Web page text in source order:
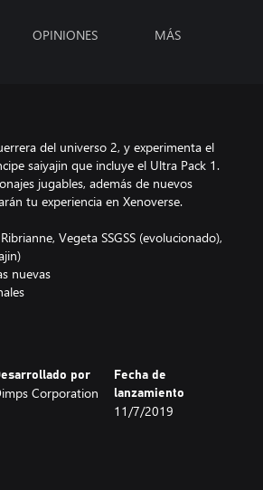
OPINIONES MÁS
del universo 2, y experimenta el
saiyajin que incluye el Ultra Pack 1.
jugables, además de nuevos
tu experiencia en Xenoverse.
Vegeta SSGSS (evolucionado),
nuevas
por
Corporation
Fecha de
lanzamiento
11/7/2019